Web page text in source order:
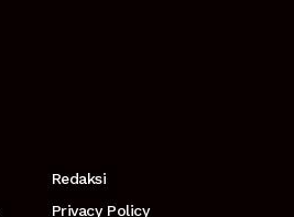
Redaksi
Privacy Policy